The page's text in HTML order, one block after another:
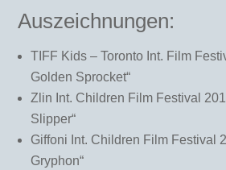
Auszeichnungen:
TIFF Kids – Toronto Int. Film
Golden Sprocket“
Zlin Int. Children Film Festival
Slipper“
Giffoni Int. Children Film Festival
Gryphon“